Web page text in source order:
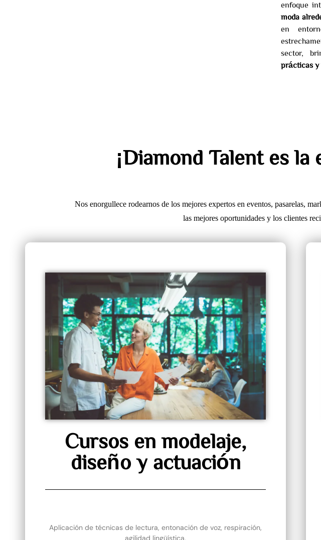
enfoque
moda
en
sector,
prácticas y
¡Diamond Talent es
Nos enorgullece rodearnos de los mejores expertos en eventos, pasarelas,
las mejores oportunidades y los clientes
Cursos en modelaje,
diseño y actuación
Aplicación de técnicas de lectura, entonación de voz, respiración,
agilidad lingüística.